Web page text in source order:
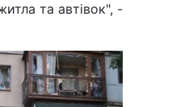
та автівок", -